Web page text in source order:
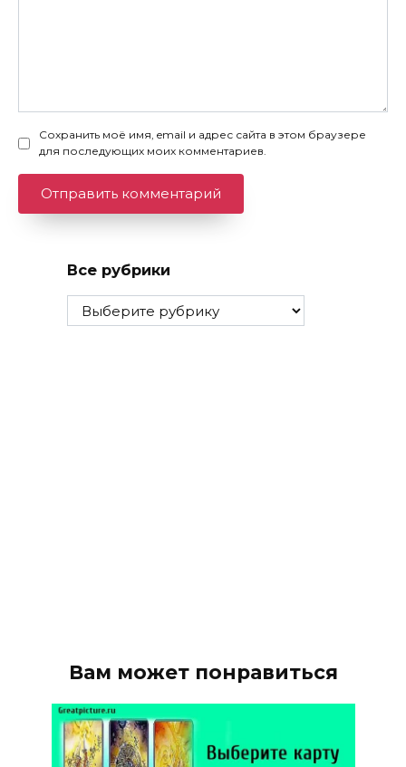
Сохранить моё имя, email и адрес сайта в этом браузере
для последующих моих комментариев.
Все рубрики
Все
рубрики
Вам может понравиться